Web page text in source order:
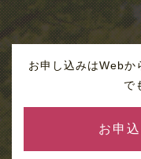
お申し込みはWebか
で
お申